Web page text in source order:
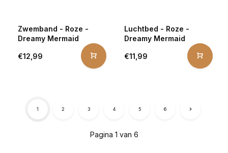
Zwemband - Roze -
Dreamy Mermaid
€12,99
Luchtbed - Roze -
Dreamy Mermaid
€11,99
Pagina 1 van 6
1 2 3 4 5 6